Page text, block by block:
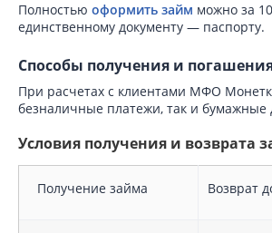
Полностью оформить займ можно за
единственному документу — паспорту.
Способы получения и
При расчетах с клиентами МФО
безналичные платежи, так и бумажные
Условия получения и возврата
Получение займа Возврат